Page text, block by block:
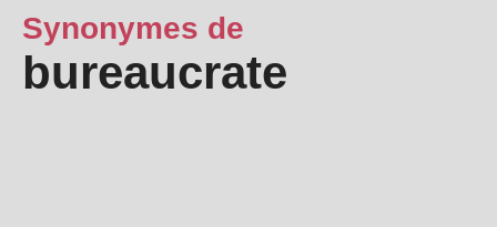
Synonymes de
bureaucrate